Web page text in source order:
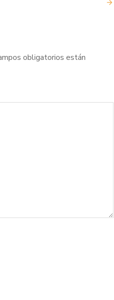
obligatorios están